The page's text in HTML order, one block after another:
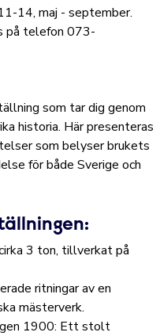
14, maj - september.
på telefon 073-
som tar dig genom
historia. Här presenteras
som belyser brukets
för både Sverige och
3 ton, tillverkat på
ritningar av en
mästerverk.
1900: Ett stolt